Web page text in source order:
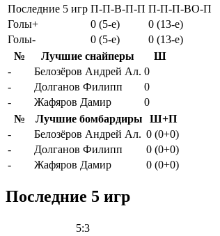
Последние 5 игр П-П-В-П-П П-П-П-ВО-П
Голы+
0 (5-e)
0 (13-e)
Голы-
0 (5-e)
0 (13-e)
№
Лучшие снайперы
Ш
-
Белозёров Андрей Ал. 0
-
Долганов Филипп
0
-
Жафяров Дамир
0
№
Лучшие бомбардиры
Ш+П
-
Белозёров Андрей Ал. 0 (0+0)
-
Долганов Филипп
0 (0+0)
-
Жафяров Дамир 0 (0+0)
Последние 5 игр
5:3